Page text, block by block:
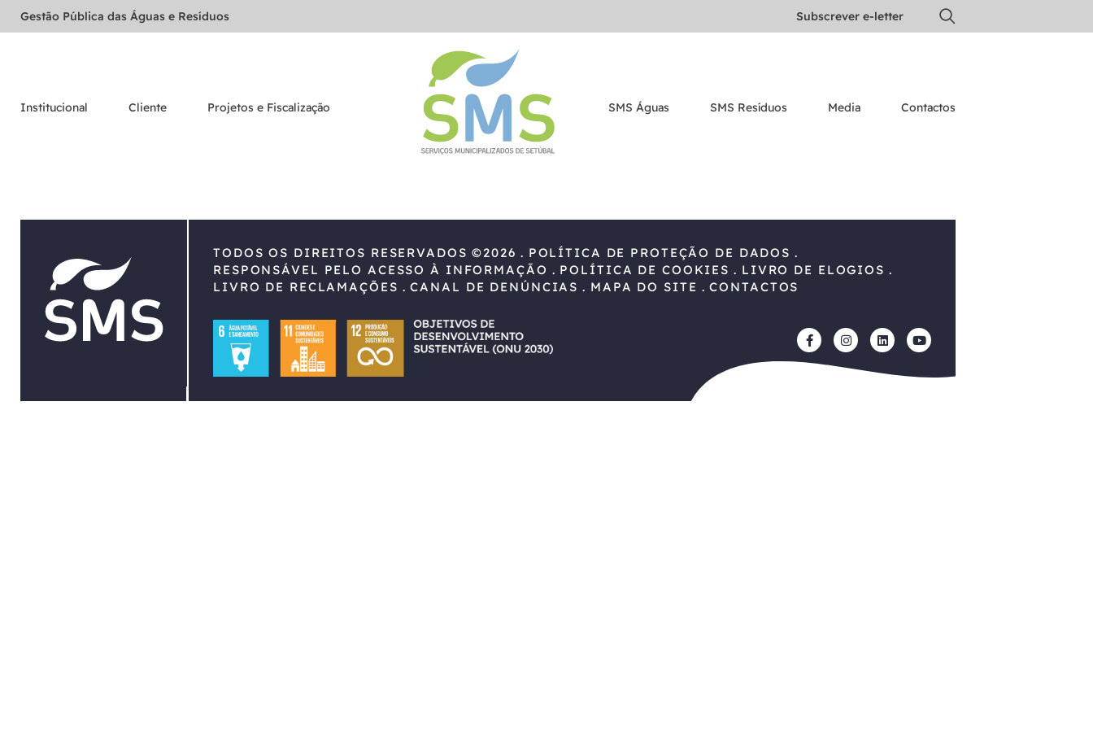
Gestão Pública das Águas e Resíduos Subscrever e-letter
Institucional Cliente Projetos e Fiscalização Contactos
Media
SMS Resíduos
SMS Águas
TODOS OS DIREITOS RESERVADOS ©2026
POLÍTICA DE PROTEÇÃO DE DADOS
RESPONSÁVEL PELO ACESSO À INFORMAÇÃO
POLÍTICA DE COOKIES
LIVRO DE ELOGIOS
LIVRO DE RECLAMAÇÕES
CANAL DE DENÚNCIAS MAPA DO SITE CONTACTOS